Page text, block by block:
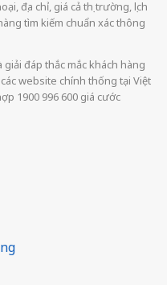
địa chỉ, giá cả thị trường, lịch
tìm kiếm chuẩn xác thông
đáp thắc mắc khách hàng
website chính thống tại Việt
1900 996 600 giá cước